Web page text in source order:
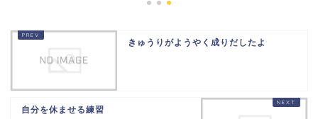
きゅうりがようやく成りだしたよ
自分を休ませる練習